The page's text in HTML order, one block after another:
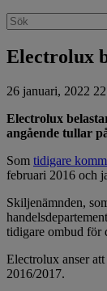
Search
for:
Electrolux
26 januari, 2022
Electrolux
angående tullar
Som tidigare
februari 2016 och
Skiljenämnden,
tidigare ombud för
Electrolux anser
2016/2017.